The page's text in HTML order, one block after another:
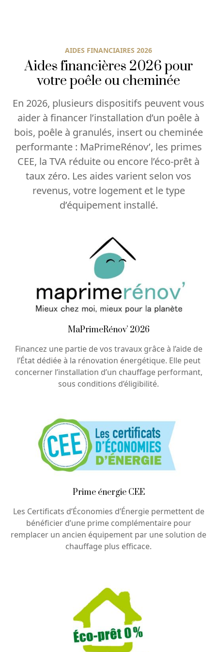
AIDES FINANCIAIRES 2026
Aides financières 2026 pour
votre poêle ou cheminée
En 2026, plusieurs dispositifs peuvent vous
aider à financer l’installation d’un poêle à
bois, poêle à granulés, insert ou cheminée
performante : MaPrimeRénov’, les primes
CEE, la TVA réduite ou encore l’éco-prêt à
taux zéro. Les aides varient selon vos
revenus, votre logement et le type
d’équipement installé.
MaPrimeRénov’ 2026
Financez une partie de vos travaux grâce à l’aide de
l’État dédiée à la rénovation énergétique. Elle peut
concerner l’installation d’un chauffage performant,
sous conditions d’éligibilité.
Prime énergie CEE
Les Certificats d’Économies d’Énergie permettent de
bénéficier d’une prime complémentaire pour
remplacer un ancien équipement par une solution de
chauffage plus efficace.